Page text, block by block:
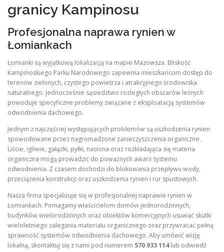
granicy Kampinosu
Profesjonalna naprawa rynien w
Łomiankach
Łomianki są wyjątkową lokalizacją na mapie Mazowsza. Bliskość
Kampinoskiego Parku Narodowego zapewnia mieszkańcom dostęp do
terenów zielonych, czystego powietrza i atrakcyjnego środowiska
naturalnego. Jednocześnie sąsiedztwo rozległych obszarów leśnych
powoduje specyficzne problemy związane z eksploatacją systemów
odwodnienia dachowego.
Jednym z najczęściej występujących problemów są uszkodzenia rynien
spowodowane przez nagromadzone zanieczyszczenia organiczne.
Liście, igliwie, gałązki, pyłki, nasiona oraz rozkładająca się materia
organiczna mogą prowadzić do poważnych awarii systemu
odwodnienia. Z czasem dochodzi do blokowania przepływu wody,
przeciążenia konstrukcji oraz uszkodzenia rynien i rur spustowych.
Nasza firma specjalizuje się w profesjonalnej naprawie rynien w
Łomiankach. Pomagamy właścicielom domów jednorodzinnych,
budynków wielorodzinnych oraz obiektów komercyjnych usuwać skutki
wieloletniego zalegania materiału organicznego oraz przywracać pełną
sprawność systemów odwodnienia dachowego. Aby umówić wizję
lokalną, skontaktuj się z nami pod numerem 570 933 114lub odwiedź